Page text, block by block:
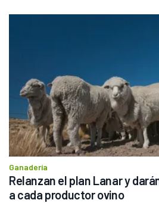
Ganadería
Relanzan el plan Lanar y
a cada productor ovino